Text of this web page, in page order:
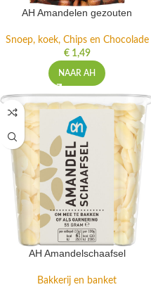
AH Amandelen gezouten
Snoep, koek, Chips en Chocolade
€1,49
NAAR AH
AH Amandelschaafsel
Bakkerij en banket